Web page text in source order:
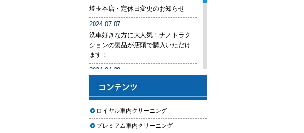
つのポイント
果を感じない人が見落としている3
つの原因
【2026年版】車内クリーニングは
自分でできる？プロに頼むべき境
界線と失敗例
い原因とは？タバコ・ペット・カ
ビ別の正しい対処法
埼玉本店・定休日変更のお知らせ
2024.07.07
洗車好きな方に大人気！ナノトラク
ションの製品が店頭で購入いただけ
ます！
2024.04.28
リース
2024年ゴールデンウィーク期間中の
営業予定（埼玉本店・東京足立店・
ロイヤル車内クリーニング
プレミアム車内クリーニング